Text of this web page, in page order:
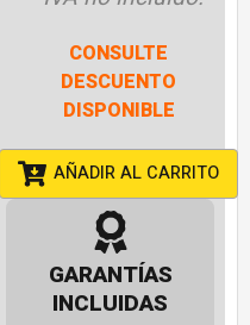
CONSULTE
DESCUENTO
DISPONIBLE
AÑADIR AL CARRITO
GARANTÍAS
INCLUIDAS